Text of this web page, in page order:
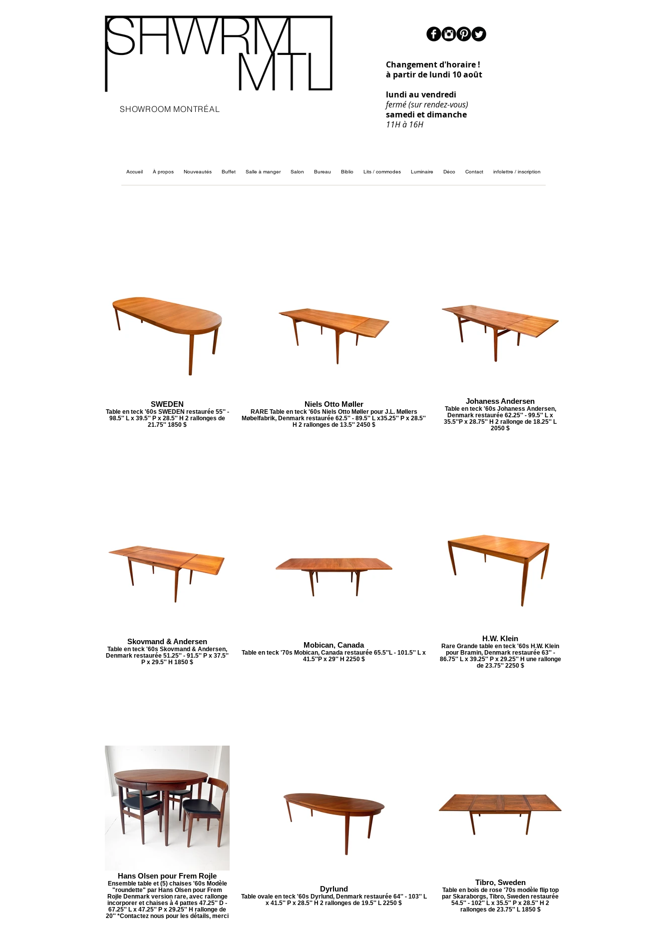
SHOWROOM MONTRÉAL
Changement d'horaire !
à partir de lundi 10 août
lundi au vendredi
fermé (sur rendez-vous)
samedi et dimanche
11H à 16H
Accueil À propos Nouveautés Buffet Salle à manger Salon Bureau Biblio Lits / commodes Luminaire Déco Contact infolettre / inscription
SWEDEN
Table en teck '60s SWEDEN restaurée 55'' -
98.5'' L x 39.5'' P x 28.5'' H 2 rallonges de
21.75'' 1850 $
Niels Otto Møller
RARE Table en teck '60s Niels Otto Møller pour J.L. Møllers
Møbelfabrik, Denmark restaurée 62.5'' - 89.5'' L x35.25'' P x 28.5''
H 2 rallonges de 13.5'' 2450 $
Johaness Andersen
Table en teck '60s Johaness Andersen,
Denmark restaurée 62.25'' - 99.5'' L x
35.5''P x 28.75'' H 2 rallonge de 18.25'' L
2050 $
Skovmand & Andersen
Table en teck '60s Skovmand & Andersen,
Denmark restaurée 51.25'' - 91.5'' P x 37.5''
P x 29.5'' H 1850 $
Mobican, Canada
Table en teck '70s Mobican, Canada restaurée 65.5''L - 101.5'' L x
41.5''P x 29'' H 2250 $
H.W. Klein
Rare Grande table en teck '60s H.W. Klein
pour Bramin, Denmark restaurée 63'' -
86.75'' L x 39.25'' P x 29.25'' H une rallonge
de 23.75'' 2250 $
Hans Olsen pour Frem Rojle
Ensemble table et (5) chaises '60s Modèle
"roundette" par Hans Olsen pour Frem
Rojle Denmark version rare, avec rallonge
incorporer et chaises à 4 pattes 47.25'' D -
67.25'' L x 47.25'' P x 29.25'' H rallonge de
20'' *Contactez nous pour les détails, merci
Dyrlund
Table ovale en teck '60s Dyrlund, Denmark restaurée 64'' - 103'' L
x 41.5'' P x 28.5'' H 2 rallonges de 19.5'' L 2250 $
Tibro, Sweden
Table en bois de rose '70s modèle flip top
par Skaraborgs, Tibro, Sweden restaurée
54.5'' - 102'' L x 35.5'' P x 28.5'' H 2
rallonges de 23.75'' L 1850 $